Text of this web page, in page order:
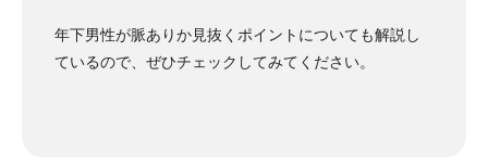
年下男性が脈ありか見抜くポイントについても解説し
ているので、ぜひチェックしてみてください。